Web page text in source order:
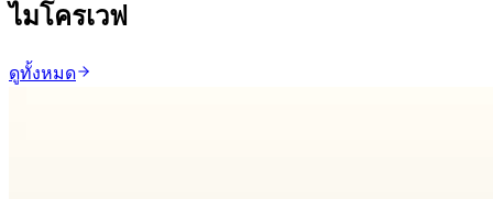
ไมโครเวฟ
ดูทั้งหมด